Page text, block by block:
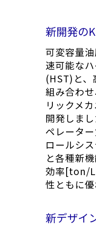
新開発の
可変容量
速可能な
(HST)と、
組み合わ
リックメ
開発しま
ペレータ
ロールシ
と各種新
効率[ton/
性ともに優
新デザイ